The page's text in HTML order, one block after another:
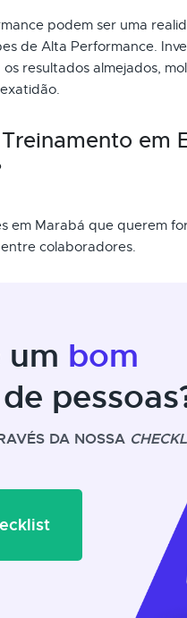
podem ser uma
de Alta Performance.
resultados almejados,
em
em Marabá que querem
colaboradores.
um bom
de
DA NOSSA